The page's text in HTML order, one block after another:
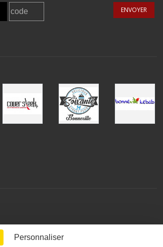
ENVOYER
Personnaliser